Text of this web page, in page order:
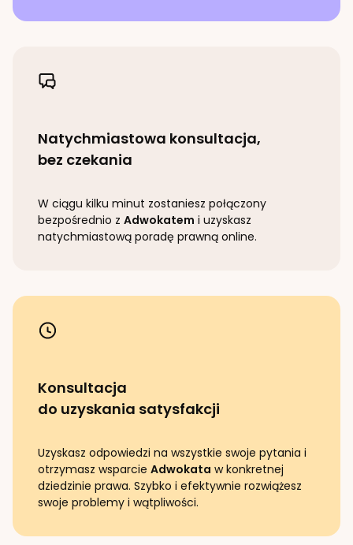
Natychmiastowa konsultacja,
bez czekania
W ciągu kilku minut zostaniesz połączony
bezpośrednio z Adwokatem i uzyskasz
natychmiastową poradę prawną online.
Konsultacja
do uzyskania satysfakcji
Uzyskasz odpowiedzi na wszystkie swoje pytania i
otrzymasz wsparcie Adwokata w konkretnej
dziedzinie prawa. Szybko i efektywnie rozwiążesz
swoje problemy i wątpliwości.